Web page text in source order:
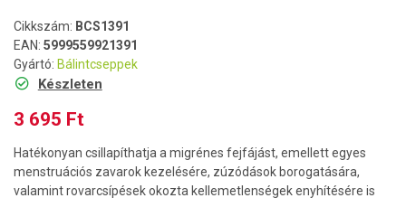
Cikkszám: BCS1391
EAN: 5999559921391
Gyártó: Bálintcseppek
Készleten
3 695 Ft
Hatékonyan csillapíthatja a migrénes fejfájást, emellett egyes
menstruációs zavarok kezelésére, zúzódások borogatására,
valamint rovarcsípések okozta kellemetlenségek enyhítésére is